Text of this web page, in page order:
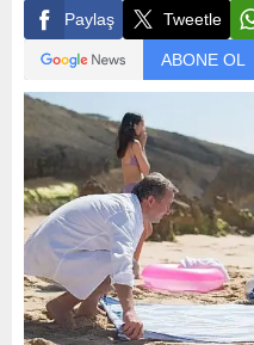
Paylaş Tweetle
ABONE OL